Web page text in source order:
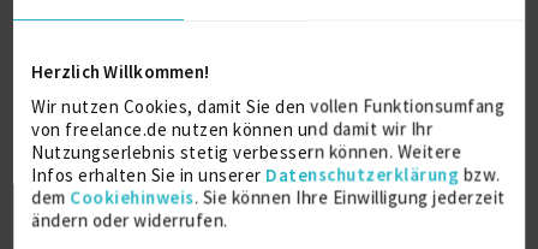
Herzlich Willkommen!
Wir nutzen Cookies, damit Sie den vollen Funktionsumfang
von freelance.de nutzen können und damit wir Ihr
Nutzungserlebnis stetig verbessern können. Weitere
Infos erhalten Sie in unserer Datenschutzerklärung bzw.
dem Cookiehinweis. Sie können Ihre Einwilligung jederzeit
ändern oder widerrufen.
ABAP 21 J.
SAP Entwicklung
20 J.
Verfügbarkeit einsehen
0
Referenzen
auf Anfrage
D-10559 Mitte